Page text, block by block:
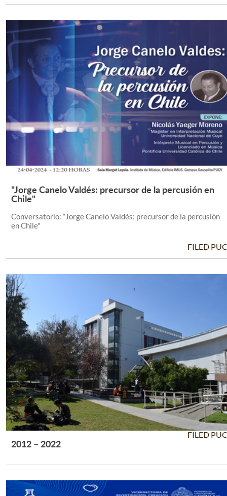
Leer Más +
"Jorge Canelo Valdés: precursor de la percusión en
Chile"
Conversatorio: “Jorge Canelo Valdés: precursor de la percusión
en Chile"
FILED
2012 – 2022
FILED